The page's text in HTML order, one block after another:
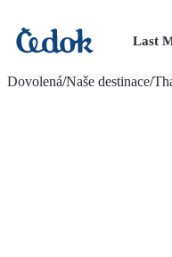
Last
Dovolená/Naše destinace/